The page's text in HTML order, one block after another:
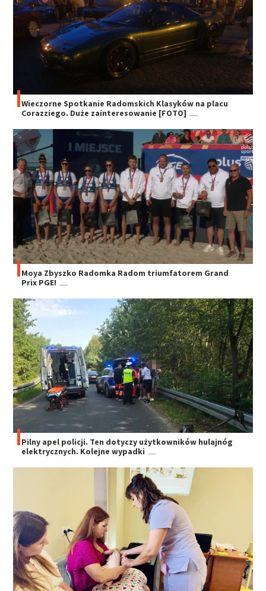
Wieczorne Spotkanie Radomskich Klasyków na placu
Corazziego. Duże zainteresowanie [FOTO]
Moya Zbyszko Radomka Radom triumfatorem Grand
Prix PGE!
Pilny apel policji. Ten dotyczy użytkowników hulajnóg
elektrycznych. Kolejne wypadki